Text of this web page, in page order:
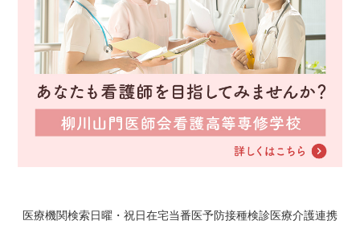
医療機関検索日曜・祝日在宅当番医予防接種検診医療介護連携